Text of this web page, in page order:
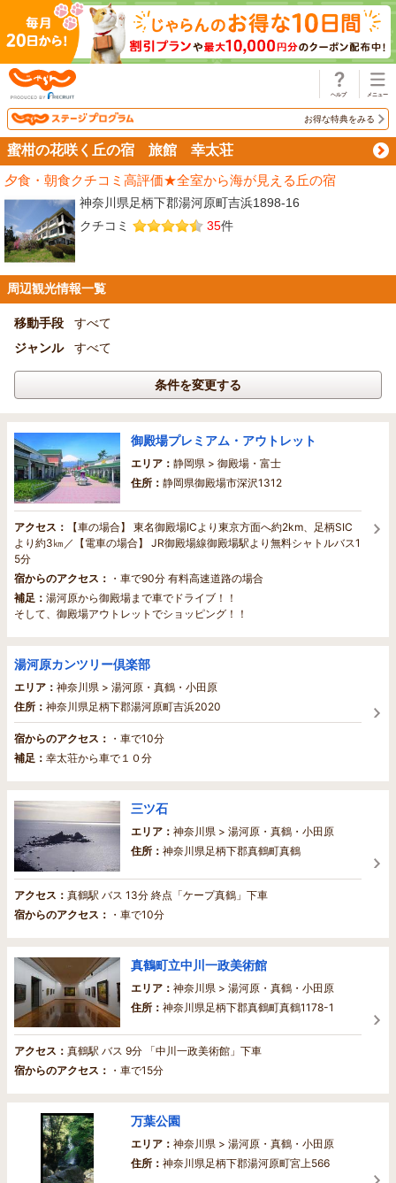
お得な特典をみる
蜜柑の花咲く丘の宿 旅館 幸太荘
夕食・朝食クチコミ高評価★全室から海が見える丘の宿
神奈川県足柄下郡湯河原町吉浜1898-16
クチコミ
35件
周辺観光情報一覧
移動手段
すべて
ジャンル
すべて
条件を変更する
御殿場プレミアム・アウトレット
エリア： 静岡県 > 御殿場・富士
住所： 静岡県御殿場市深沢1312
アクセス：
【車の場合】 東名御殿場ICより東京方面へ約2km、足柄SIC
より約3㎞／【電車の場合】 JR御殿場線御殿場駅より無料シャトルバス1
5分
宿からのアクセス： ・車で90分 有料高速道路の場合
補足： 湯河原から御殿場まで車でドライブ！！
そして、御殿場アウトレットでショッピング！！
湯河原カンツリー倶楽部
エリア： 神奈川県 > 湯河原・真鶴・小田原
住所： 神奈川県足柄下郡湯河原町吉浜2020
宿からのアクセス： ・車で10分
補足： 幸太荘から車で１０分
三ツ石
エリア： 神奈川県 > 湯河原・真鶴・小田原
住所： 神奈川県足柄下郡真鶴町真鶴
アクセス： 真鶴駅 バス 13分 終点「ケープ真鶴」下車
宿からのアクセス： ・車で10分
真鶴町立中川一政美術館
エリア： 神奈川県 > 湯河原・真鶴・小田原
住所： 神奈川県足柄下郡真鶴町真鶴1178-1
アクセス： 真鶴駅 バス 9分 「中川一政美術館」下車
宿からのアクセス： ・車で15分
万葉公園
エリア： 神奈川県 > 湯河原・真鶴・小田原
住所： 神奈川県足柄下郡湯河原町宮上566